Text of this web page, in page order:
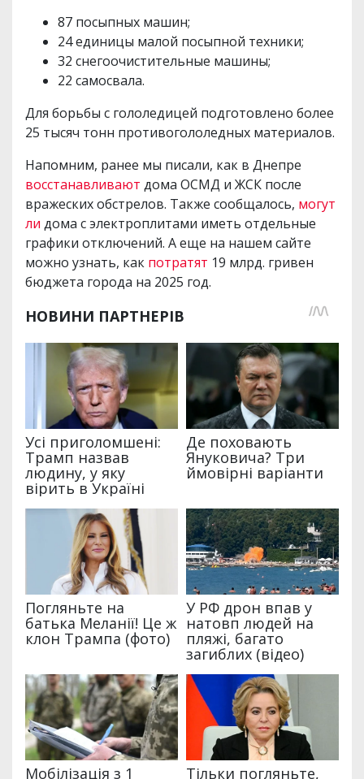
87 посыпных машин;
24 единицы малой посыпной техники;
32 снегоочистительные машины;
22 самосвала.
Для борьбы с гололедицей подготовлено более
25 тысяч тонн противогололедных материалов.
Напомним, ранее мы писали, как в Днепре
восстанавливают дома ОСМД и ЖСК после
вражеских обстрелов. Также сообщалось, могут
ли дома с электроплитами иметь отдельные
графики отключений. А еще на нашем сайте
можно узнать, как потратят 19 млрд. гривен
бюджета города на 2025 год.